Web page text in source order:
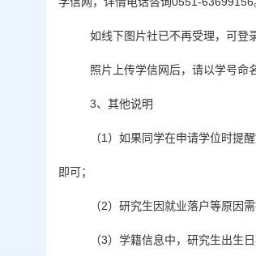
如线下图片社已不再受理，可登
照片上传学信网后，请以学号命
3、其他说明
（1）如果同学在申请学位时提
即可；
（2）研究生因就业落户等原因
（3）学籍信息中，研究生出生